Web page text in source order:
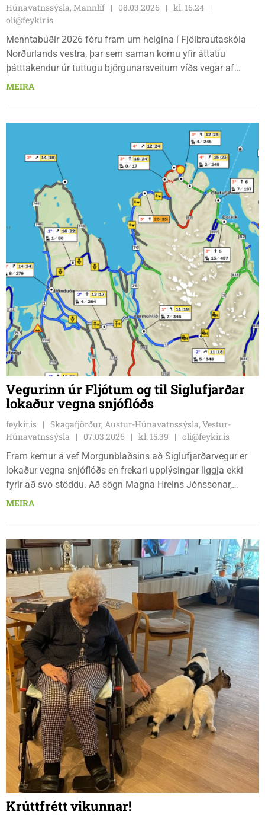
Húnavatnssýsla, Mannlíf
08.03.2026
kl. 16.24
oli@feykir.is
Menntabúðir 2026 fóru fram um helgina í Fjölbrautaskóla
Norðurlands vestra, þar sem saman komu yfir áttatíu
þátttakendur úr tuttugu björgunarsveitum víðs vegar af
landinu. Um var að ræða dagslanga ráðstefnu fyrir
miðlun reynslu og samveru.
MEIRA
Vegurinn úr Fljótum og til Siglufjarðar
lokaður vegna snjóflóðs
feykir.is
Skagafjörður, Austur-Húnavatnssýsla, Vestur-
Húnavatnssýsla
07.03.2026 kl. 15.39
oli@feykir.is
Fram kemur á vef Morgunblaðsins að Siglufjarðarvegur er
lokaður vegna snjóflóðs en frekari upplýsingar liggja ekki
fyrir að svo stöddu. Að sögn Magna Hreins Jónssonar,
ofanflóðasérfræðings hjá Veðurstofu Íslands, sem ræddi við
Strákagöngin, og niður á veginn. Segir Magni Veðurstofunni
hafa borist tilkynning um atburðinn skömmu fyrir hádegi en
flóðið mun hafa verið nokkuð stórt.
MEIRA
Krúttfrétt vikunnar!